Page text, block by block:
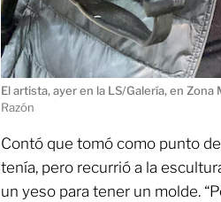
El artista, ayer en la LS/Galería, en
Razón
Contó que tomó como punto
tenía, pero recurrió a la
un yeso para tener un molde.